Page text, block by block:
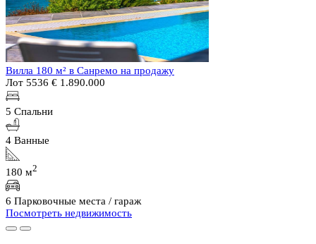
Вилла 180 м² в Санремо на продажу
Лот 5536 € 1.890.000
5 Спальни
4 Ванные
180 м2
6 Парковочные места / гараж
Посмотреть недвижимость